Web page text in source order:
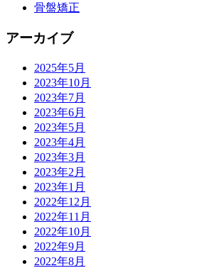
骨盤矯正
アーカイブ
2025年5月
2023年10月
2023年7月
2023年6月
2023年5月
2023年4月
2023年3月
2023年2月
2023年1月
2022年12月
2022年11月
2022年10月
2022年9月
2022年8月